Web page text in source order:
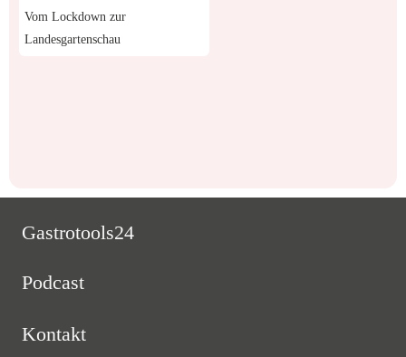
Vom Lockdown zur
Landesgartenschau
Gastrotools24
Podcast
Kontakt